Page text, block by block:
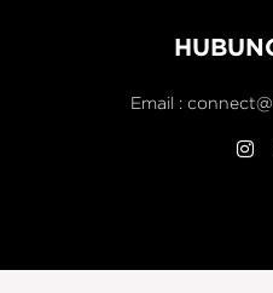
Email :